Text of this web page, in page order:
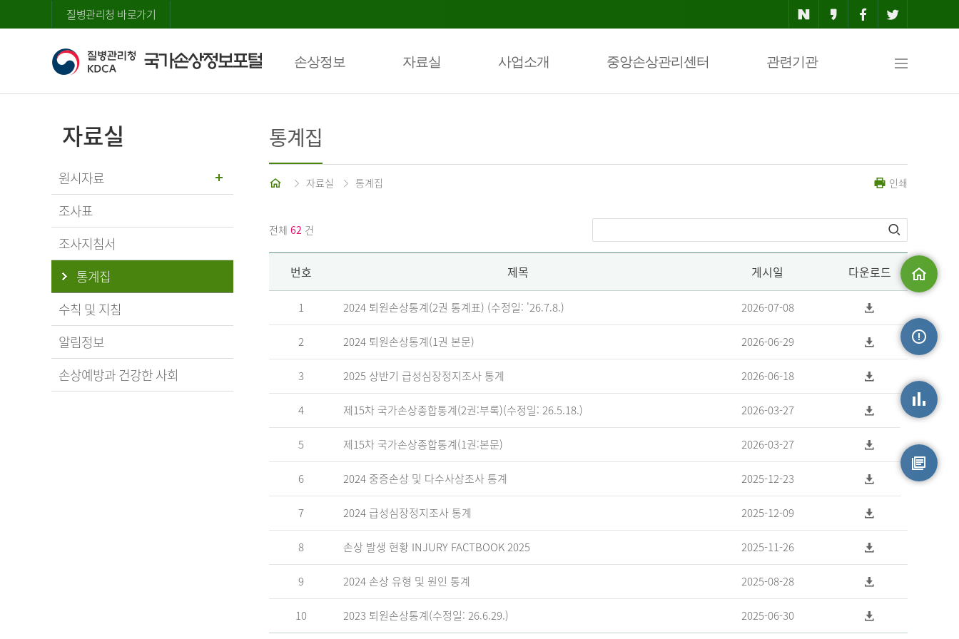
질병관리청 바로가기
손상정보 자료실 사업소개 중앙손상관리센터 관련기관
맵
자료실
원시자료
조사표
조사지침서
통계집
수칙 및 지침
알림정보
손상예방과 건강한 사회
통계집
홈 자료실 통계집 인쇄
전체 62 건
번호 제목 게시일 다운로드
1 2024 퇴원손상통계(2권 통계표) (수정일: '26.7.8.) 2026-07-08
2 2024 퇴원손상통계(1권 본문) 2026-06-29
3 2025 상반기 급성심장정지조사 통계 2026-06-18
4 제15차 국가손상종합통계(2권:부록)(수정일: 26.5.18.) 2026-03-27
5 제15차 국가손상종합통계(1권:본문) 2026-03-27
6 2024 중증손상 및 다수사상조사 통계 2025-12-23
7 2024 급성심장정지조사 통계 2025-12-09
8 손상 발생 현황 INJURY FACTBOOK 2025 2025-11-26
9 2024 손상 유형 및 원인 통계 2025-08-28
10 2023 퇴원손상통계(수정일: 26.6.29.) 2025-06-30